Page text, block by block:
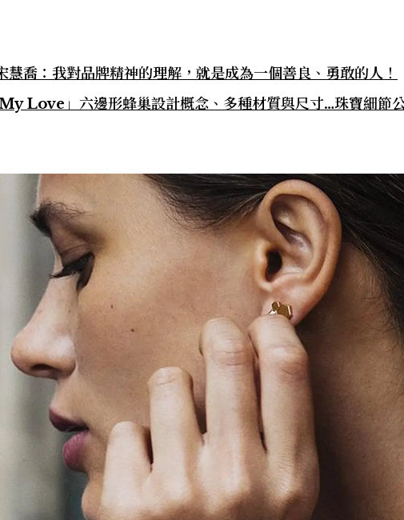
喬：我對品牌精神的理解，就是成為一個善良、勇敢的人！
Love」六邊形蜂巢設計概念、多種材質與尺寸…珠寶細節